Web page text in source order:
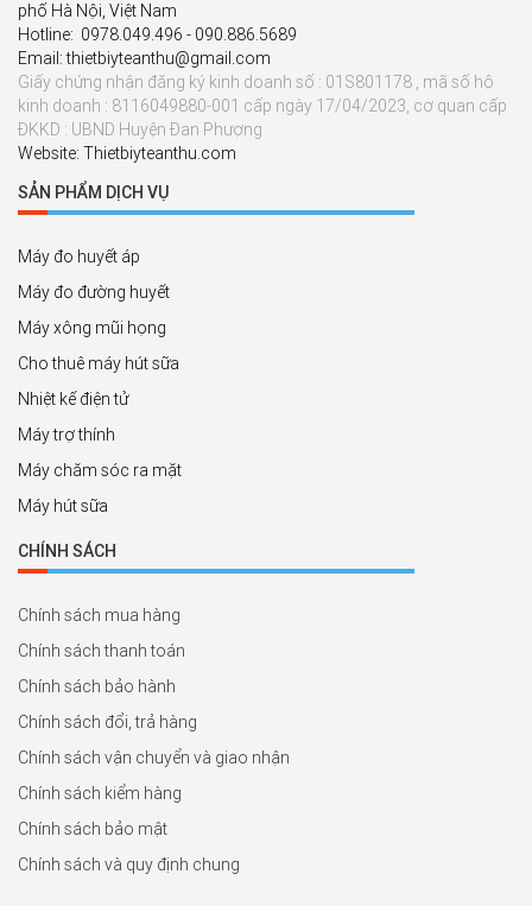
phố Hà Nội, Việt Nam
Hotline: 0978.049.496 - 090.886.5689
Email: thietbiyteanthu@gmail.com
Giấy chứng nhận đăng ký kinh doanh số : 01S801178 , mã số hộ
kinh doanh : 8116049880-001 cấp ngày 17/04/2023, cơ quan cấp
ĐKKD : UBND Huyện Đan Phượng
Website: Thietbiyteanthu.com
SẢN PHẨM DỊCH VỤ
Máy đo huyết áp
Máy đo đường huyết
Máy xông mũi họng
Cho thuê máy hút sữa
Nhiệt kế điện tử
Máy trợ thính
Máy chăm sóc ra mặt
Máy hút sữa
CHÍNH SÁCH
Chính sách mua hàng
Chính sách thanh toán
Chính sách bảo hành
Chính sách đổi, trả hàng
Chính sách vận chuyển và giao nhận
Chính sách kiểm hàng
Chính sách bảo mật
Chính sách và quy định chung